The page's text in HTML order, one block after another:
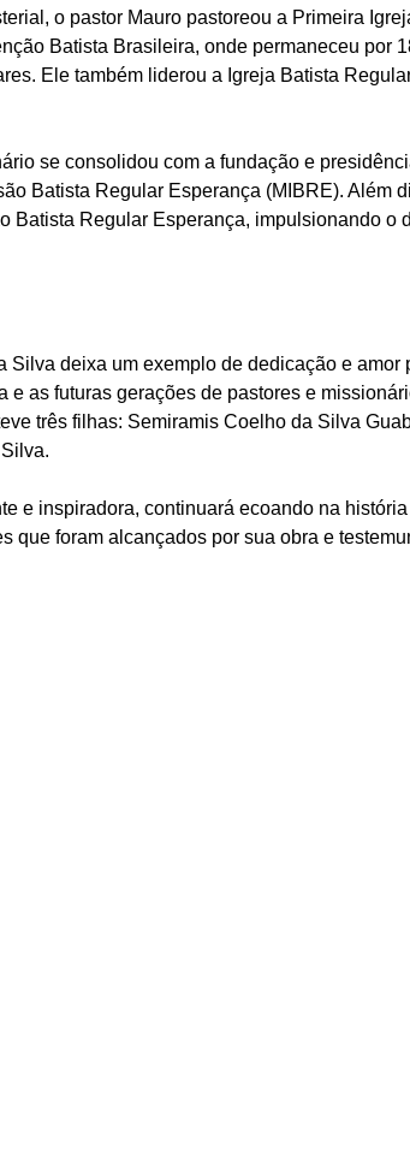
o pastor Mauro pastoreou a Primeira
Batista Brasileira, onde permaneceu por
Ele também liderou a Igreja Batista
se consolidou com a fundação e
Batista Regular Esperança (MIBRE). Além
Batista Regular Esperança, impulsionando o
Silva deixa um exemplo de dedicação e amor
e as futuras gerações de pastores e
três filhas: Semiramis Coelho da Silva
e inspiradora, continuará ecoando na
que foram alcançados por sua obra e